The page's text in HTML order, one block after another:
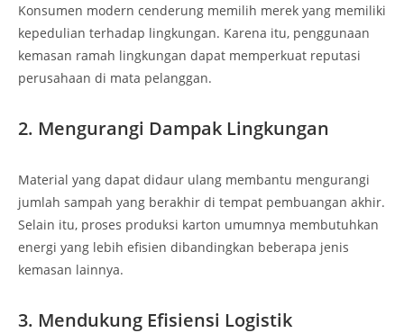
Konsumen modern cenderung memilih merek yang memiliki
kepedulian terhadap lingkungan. Karena itu, penggunaan
kemasan ramah lingkungan dapat memperkuat reputasi
perusahaan di mata pelanggan.
2. Mengurangi Dampak Lingkungan
Material yang dapat didaur ulang membantu mengurangi
jumlah sampah yang berakhir di tempat pembuangan akhir.
Selain itu, proses produksi karton umumnya membutuhkan
energi yang lebih efisien dibandingkan beberapa jenis
kemasan lainnya.
3. Mendukung Efisiensi Logistik